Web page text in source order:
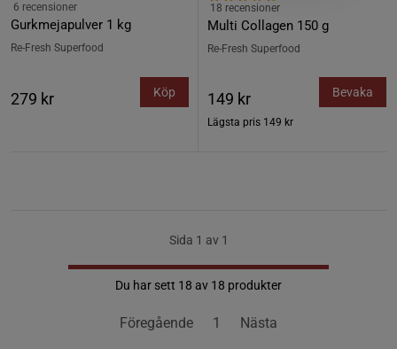
Gurkmejapulver 1 kg
6 recensioner
Re-Fresh Superfood
279 kr Köp
Multi Collagen 150 g
18 recensioner
Re-Fresh Superfood
149 kr
Lägsta pris 149 kr
Bevaka
Sida 1 av 1
Du har sett 18 av 18 produkter
Föregående 1 Nästa